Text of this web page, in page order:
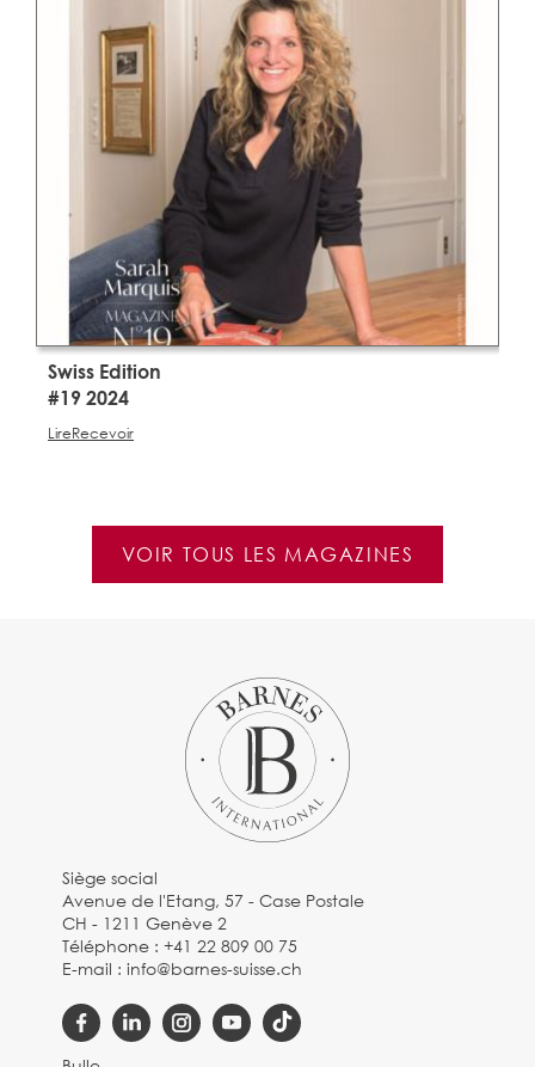
Swiss Edition
#19 2024
LireRecevoir
VOIR TOUS LES MAGAZINES
Siège social
Avenue de l'Etang, 57 - Case Postale
CH - 1211 Genève 2
Téléphone :+41 22 809 00 75
E-mail :info@barnes-suisse.ch